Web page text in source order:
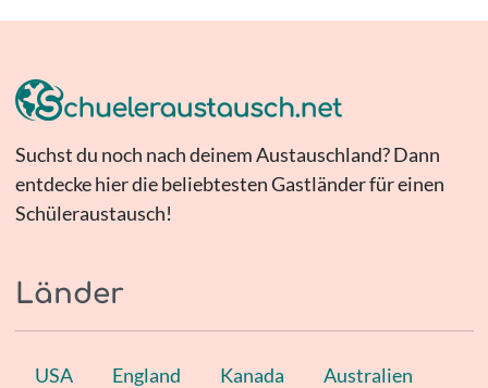
Suchst du noch nach deinem Austauschland? Dann
entdecke hier die beliebtesten Gastländer für einen
Schüleraustausch!
Länder
USA England Kanada Australien